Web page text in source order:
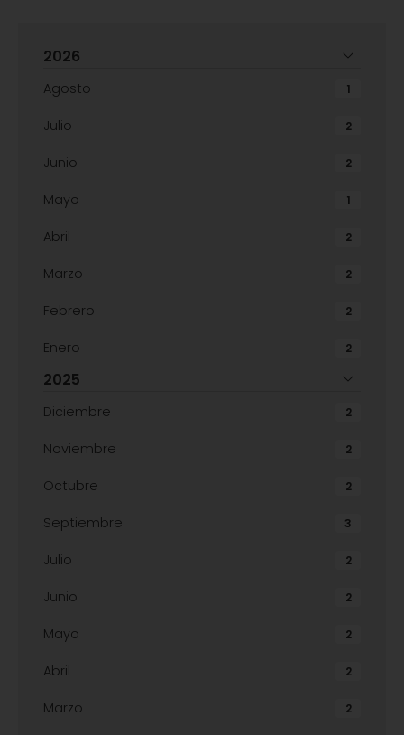
2026
Agosto 1
Julio 2
Junio 2
Mayo 1
Abril 2
Marzo 2
Febrero 2
Enero 2
2025
Diciembre 2
Noviembre 2
Octubre 2
Septiembre 3
Julio 2
Junio 2
Mayo 2
Abril 2
Marzo 2